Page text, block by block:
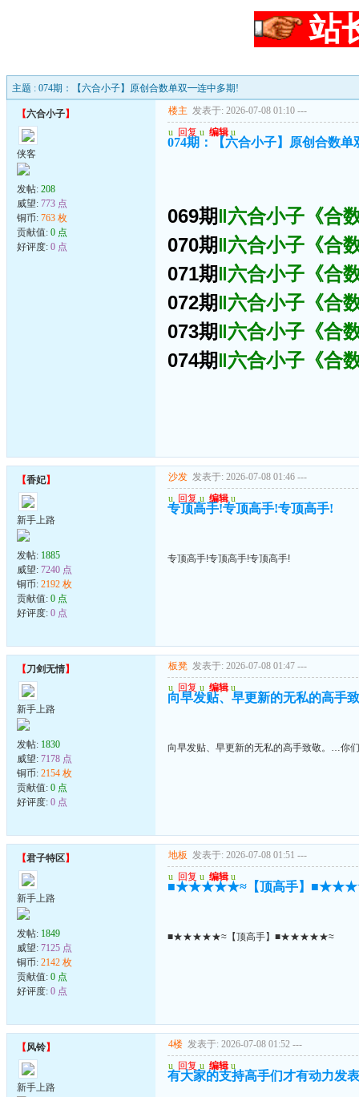
站
主题 : 074期：【六合小子】原创合数单双━连中多期!
【六合小子】
侠客
发帖: 208
威望: 773 点
铜币: 763 枚
贡献值: 0 点
好评度: 0 点
楼主 发表于: 2026-07-08 01:10 ---
u 回复 u 编辑 u
074期：【六合小子】原创合数
069期‖六合小子《合
070期‖六合小子《合
071期‖六合小子《合
072期‖六合小子《合
073期‖六合小子《合
074期‖六合小子《合
【香妃】
新手上路
发帖: 1885
威望: 7240 点
铜币: 2192 枚
贡献值: 0 点
好评度: 0 点
沙发 发表于: 2026-07-08 01:46 ---
u 回复 u 编辑 u
专顶高手!专顶高手!专顶高手!
专顶高手!专顶高手!专顶高手!
【刀剑无情】
新手上路
发帖: 1830
威望: 7178 点
铜币: 2154 枚
贡献值: 0 点
好评度: 0 点
板凳 发表于: 2026-07-08 01:47 ---
u 回复 u 编辑 u
向早发贴、早更新的无私的高手
向早发贴、早更新的无私的高手致敬。…你
【君子特区】
新手上路
发帖: 1849
威望: 7125 点
铜币: 2142 枚
贡献值: 0 点
好评度: 0 点
地板 发表于: 2026-07-08 01:51 ---
u 回复 u 编辑 u
■★★★★★≈【顶高手】
■★★★★★≈【顶高手】■★★★★★≈
【风铃】
新手上路
4楼 发表于: 2026-07-08 01:52 ---
u 回复 u 编辑 u
有大家的支持高手们才有动力发